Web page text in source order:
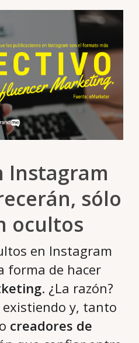
Instagram
sólo
ocultos
en Instagram
forma de hacer
. ¿La razón?
y, tanto
creadores de